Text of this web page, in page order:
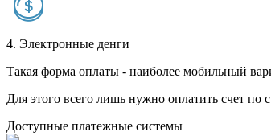
4. Электронные денги
Такая форма оплаты - наиболее мобильный
Для этого всего лишь нужно оплатить счет
Доступные платежные системы